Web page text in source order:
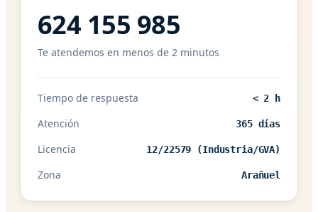
624 155 985
Te atendemos en menos de 2 minutos
Tiempo de respuesta < 2 h
Atención 365 días
Licencia 12/22579 (Industria/GVA)
Zona Arañuel